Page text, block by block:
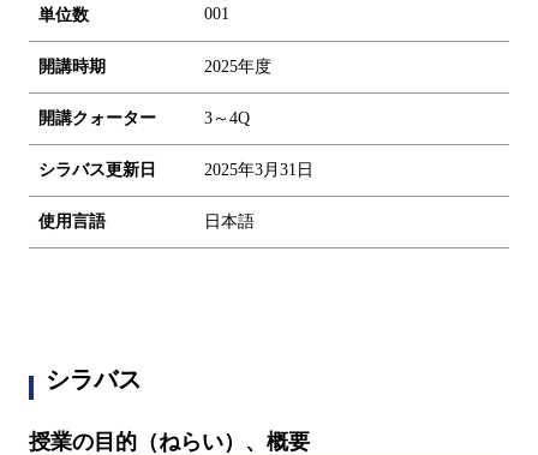
単位数 001
開講時期 2025年度
開講クォーター 3～4Q
シラバス更新日 2025年3月31日
使用言語 日本語
シラバス
授業の目的（ねらい）、概要